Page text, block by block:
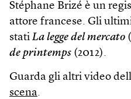
Stéphane Brizé è un
attore francese. Gli
stati La legge del mercato
de printemps (2012).
Guarda gli altri video
scena.